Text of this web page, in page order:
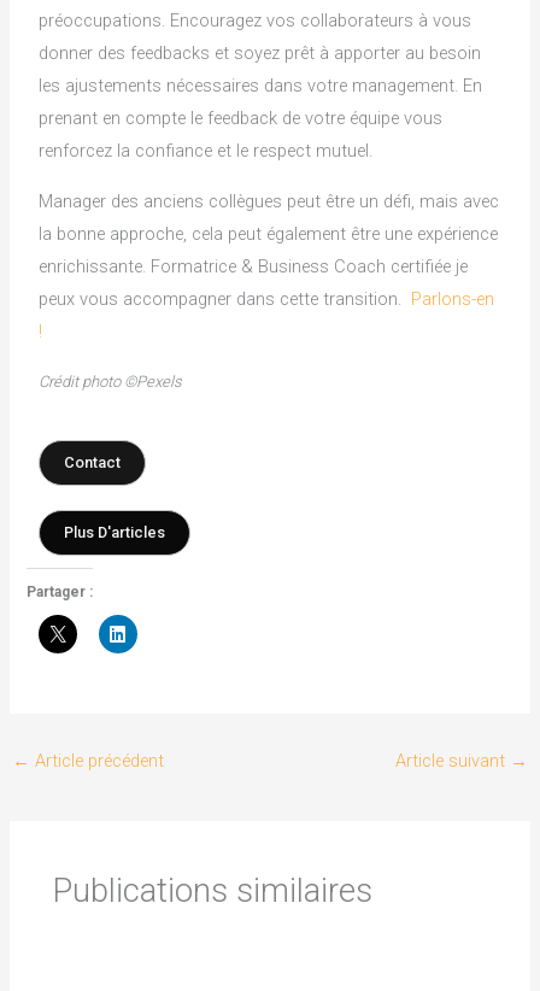
préoccupations. Encouragez vos collaborateurs à vous
donner des feedbacks et soyez prêt à apporter au besoin
les ajustements nécessaires dans votre management. En
prenant en compte le feedback de votre équipe vous
renforcez la confiance et le respect mutuel.
Manager des anciens collègues peut être un défi, mais avec
la bonne approche, cela peut également être une expérience
enrichissante. Formatrice & Business Coach certifiée je
peux vous accompagner dans cette transition. Parlons-en
!
Crédit photo ©Pexels
Contact
Plus D'articles
Partager :
← Article précédent Article suivant →
Publications similaires